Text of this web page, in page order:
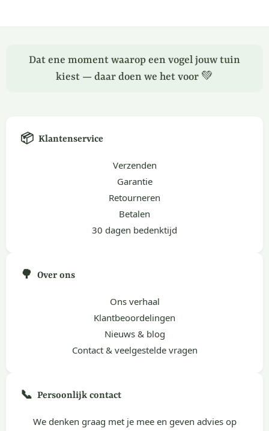
Dat ene moment waarop een vogel jouw tuin
kiest — daar doen we het voor 💚
📦 Klantenservice
Verzenden
Garantie
Retourneren
Betalen
30 dagen bedenktijd
🌳 Over ons
Ons verhaal
Klantbeoordelingen
Nieuws & blog
Contact & veelgestelde vragen
📞 Persoonlijk contact
We denken graag met je mee en geven advies op